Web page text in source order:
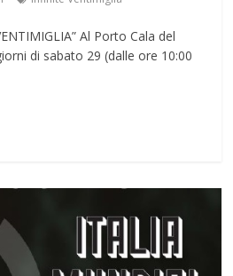
Al Porto Cala del
di sabato 29 (dalle ore 10:00